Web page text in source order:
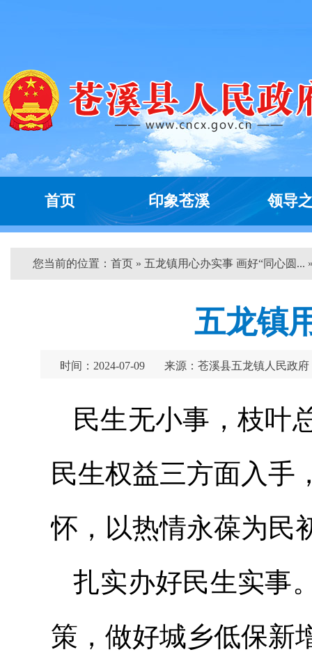
首页 印象苍溪 领导
您当前的位置： 首页 » 五龙镇用心办实事 画好“同心圆...
五龙镇
时间：2024-07-09 来源：苍溪县五龙镇人民政府
民生无小事，枝叶
民生权益三方面入手
怀，以热情永葆为民
扎实办好民生实事
策，做好城乡低保新